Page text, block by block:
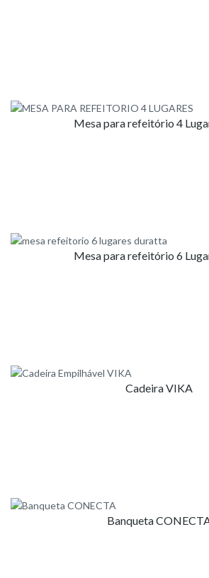
Mesa para refeitório 4
Mesa para refeitório 6
Cadeira VIKA
Banqueta